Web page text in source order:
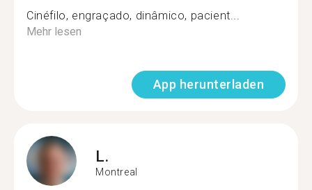
Cinéfilo, engraçado, dinâmico, pacient...
Mehr lesen
App herunterladen
L.
Montreal